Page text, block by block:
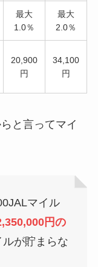
最大
1.0％
最大
2.0％
20,900
円
34,100
円
と言ってマイ
マイル
円の
が貯まらな